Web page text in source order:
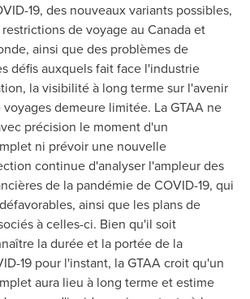
19, des nouveaux variants possibles,
de voyage au Canadaet
ainsi que des problèmes de
défis auxquels fait face l'industrie
la visibilité à long terme sur l'avenir
demeure limitée. La GTAA ne
précision le moment d'un
ni prévoir une nouvelle
continue d'analyser l'ampleur des
de la pandémie de COVID-19, qui
ainsi que les plans de
à celles-ci. Bien qu'il soit
la durée et la portée de la
19 pour l'instant, la GTAA croit qu'un
aura lieu à long terme et estime